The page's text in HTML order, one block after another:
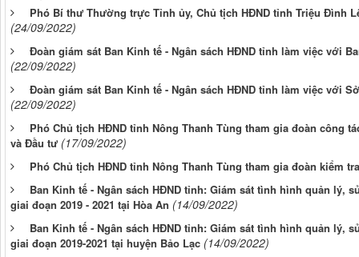
Phó Bí thư Thường trực Tỉnh ủy, Chủ tịch HĐND tỉnh Triệu Đình
(24/09/2022)
Đoàn giám sát Ban Kinh tế - Ngân sách HĐND tỉnh làm việc với
(22/09/2022)
Đoàn giám sát Ban Kinh tế - Ngân sách HĐND tỉnh làm việc với
(22/09/2022)
Phó Chủ tịch HĐND tỉnh Nông Thanh Tùng tham gia đoàn công
và Đầu tư (17/09/2022)
Phó Chủ tịch HĐND tỉnh Nông Thanh Tùng tham gia đoàn kiểm
Ban Kinh tế - Ngân sách HĐND tỉnh: Giám sát tình hình quản lý,
giai đoạn 2019 - 2021 tại Hòa An (14/09/2022)
Ban Kinh tế - Ngân sách HĐND tỉnh: Giám sát tình hình quản lý,
giai đoạn 2019-2021 tại huyện Bảo Lạc (14/09/2022)